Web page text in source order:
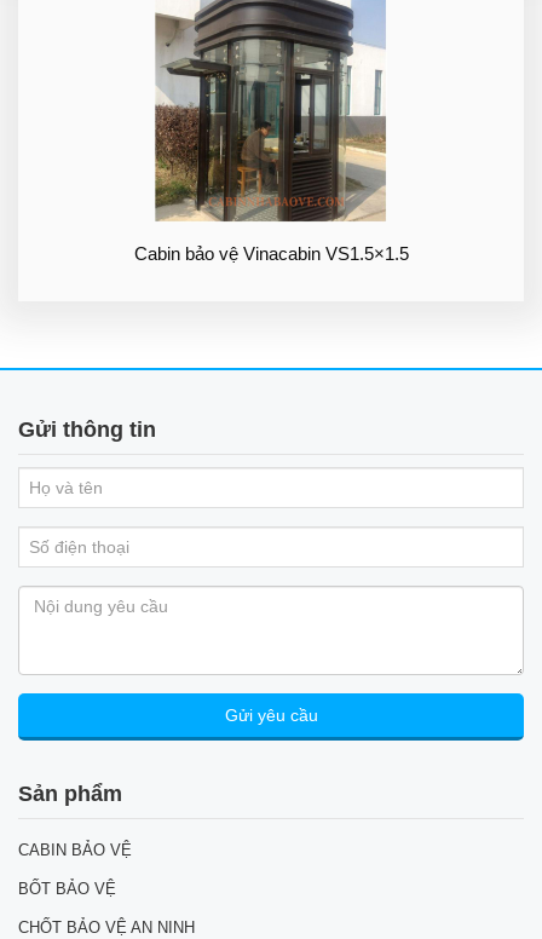
Cabin bảo vệ Vinacabin VS1.5×1.5
Gửi thông tin
Sản phẩm
CABIN BẢO VỆ
BỐT BẢO VỆ
CHỐT BẢO VỆ AN NINH